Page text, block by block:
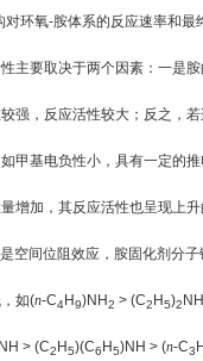
对环氧-胺体系的反应速率和最
主要取决于两个因素：一是
强，反应活性较大；反之，
甲基电负性小，具有一定的
增加，其反应活性也呈现上
空间位阻效应，胺固化剂分子
如(n-C4H9)NH2 > (C2 H5)2
> (C2 H5)(C6 H5)NH > (n-C3 H